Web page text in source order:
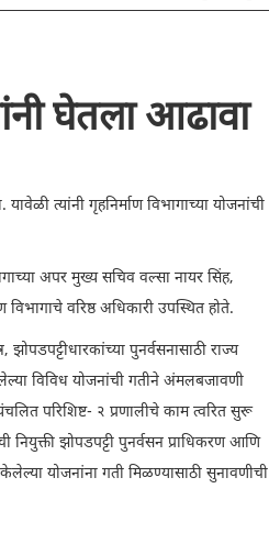
घेतला आढावा
त्यांनी गृहनिर्माण विभागाच्या योजनांची
अपर मुख्य सचिव वल्सा नायर सिंह,
वरिष्ठ अधिकारी उपस्थित होते.
झोपडपट्टीधारकांच्या पुनर्वसनासाठी राज्य
विविध योजनांची गतीने अंमलबजावणी
परिशिष्ट- २ प्रणालीचे काम त्वरित सुरू
झोपडपट्टी पुनर्वसन प्राधिकरण आणि
केलेल्या योजनांना गती मिळण्यासाठी सुनावणीची